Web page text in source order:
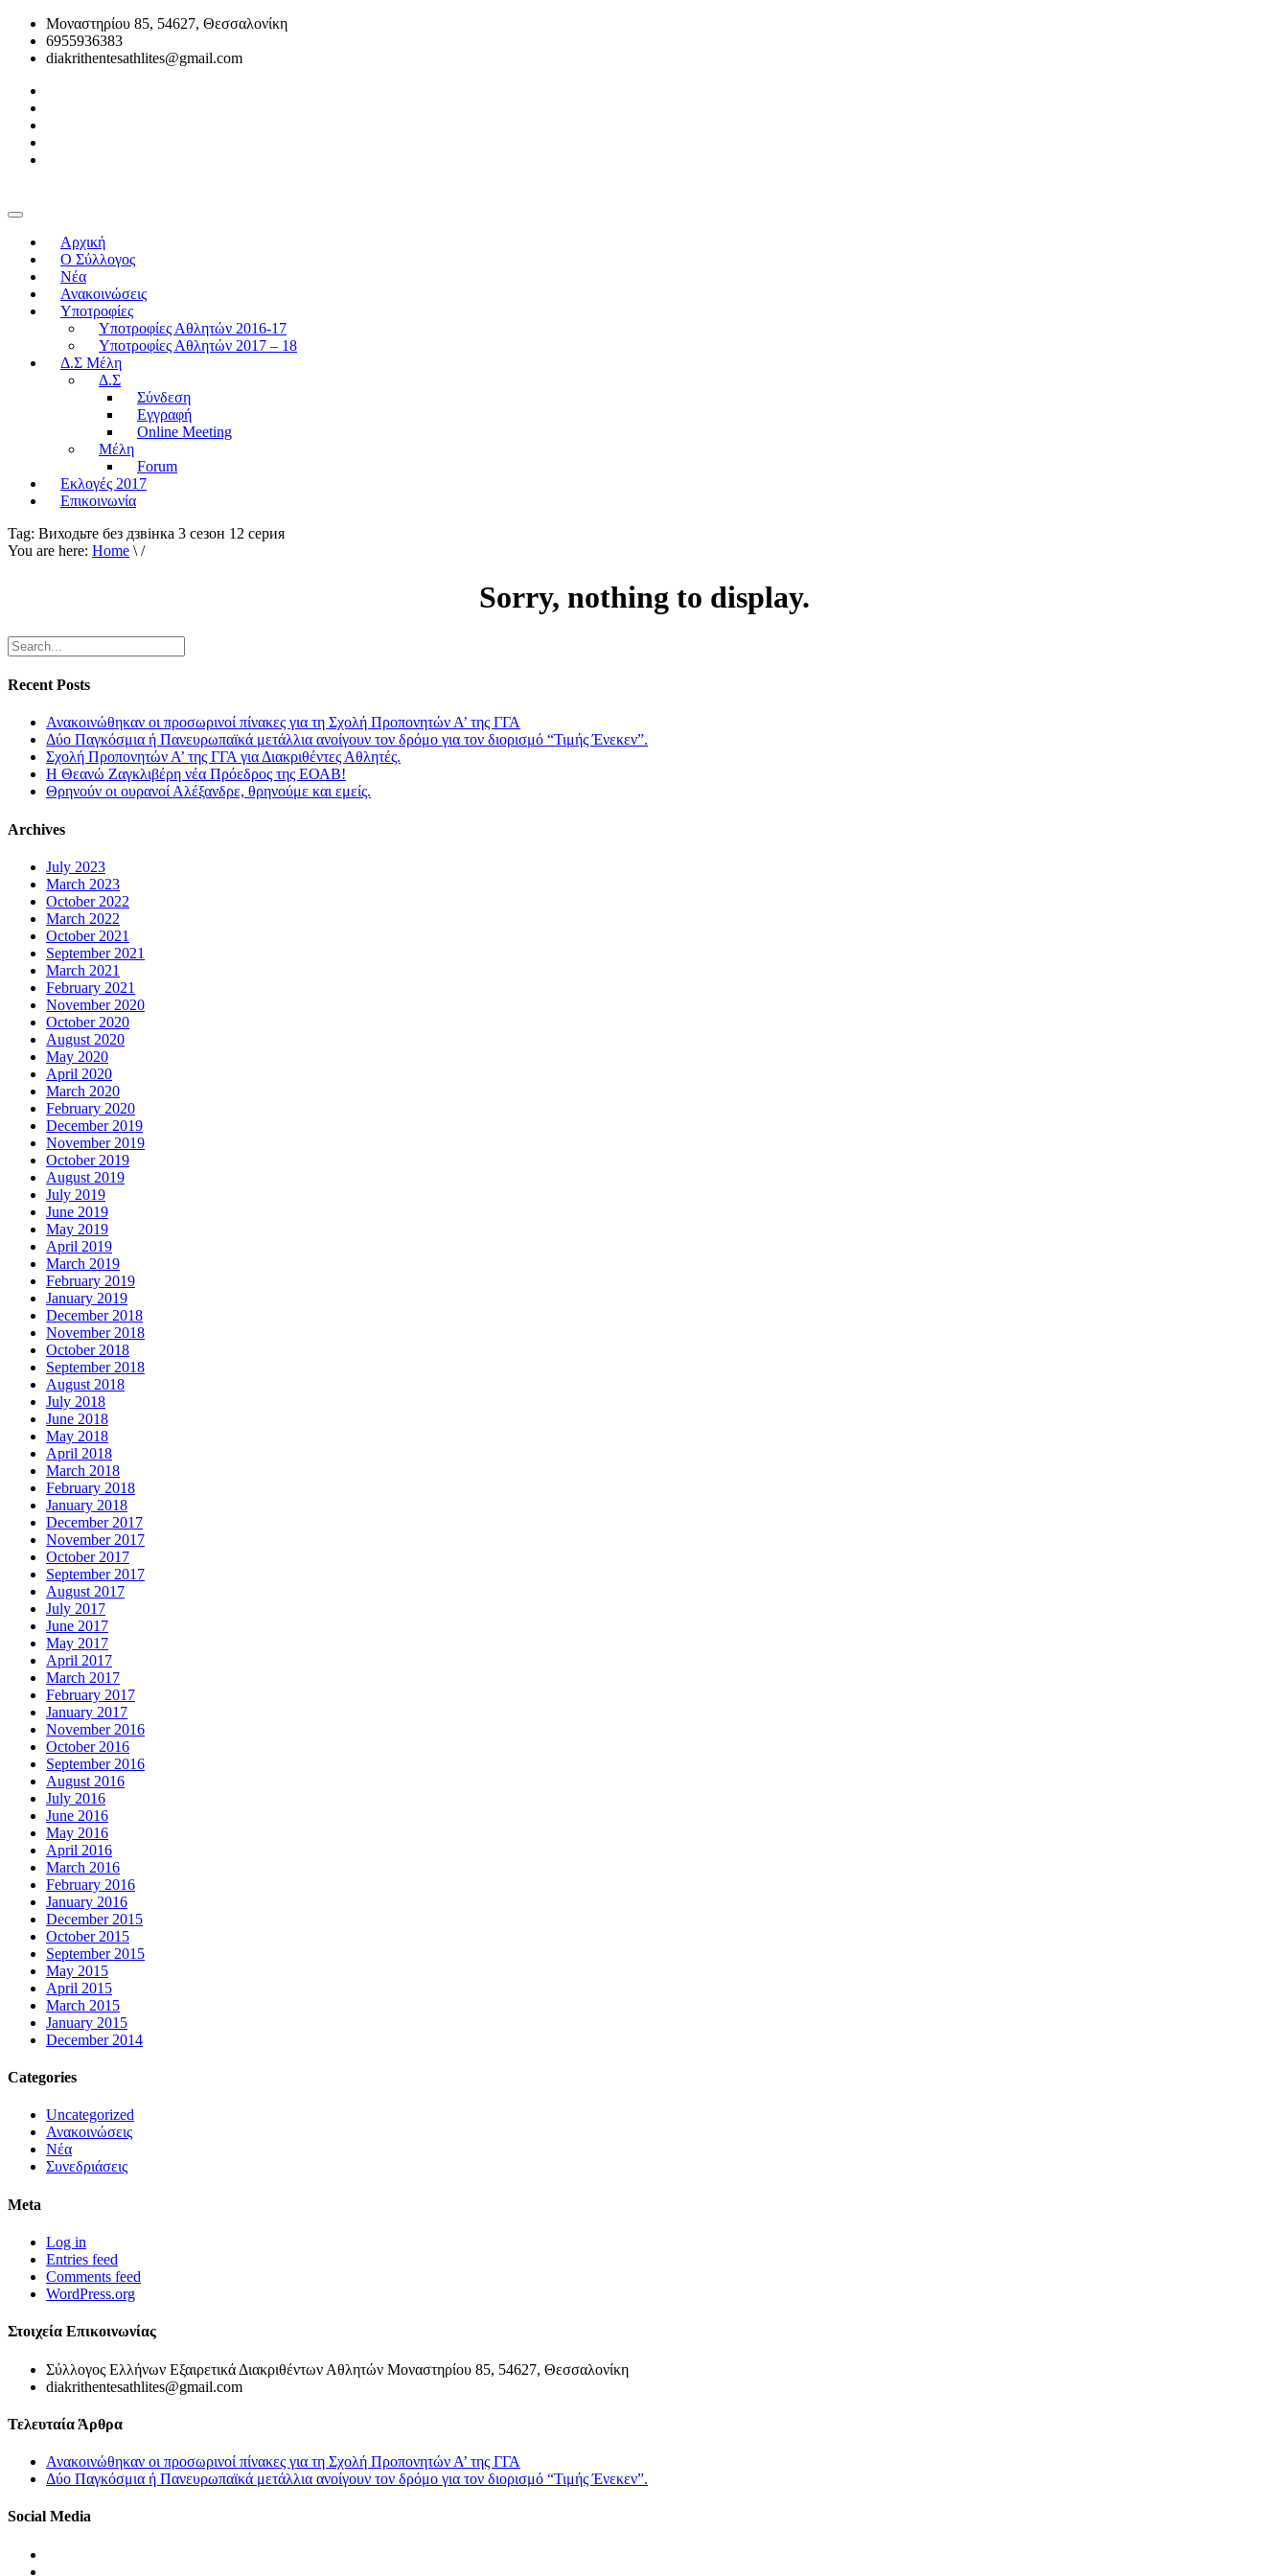
Μοναστηρίου 85, 54627, Θεσσαλονίκη
6955936383
diakrithentesathlites@gmail.com
Αρχική
O Σύλλογος
Νέα
Ανακοινώσεις
Υποτροφίες
Υποτροφίες Αθλητών 2016-17
Υποτροφίες Αθλητών 2017 – 18
Δ.Σ Μέλη
Δ.Σ
Σύνδεση
Εγγραφή
Online Meeting
Μέλη
Forum
Εκλογές 2017
Επικοινωνία
Tag: Виходьте без дзвiнка 3 сезон 12 серия
You are here: Home \ /
Sorry, nothing to display.
Recent Posts
Ανακοινώθηκαν οι προσωρινοί πίνακες για τη Σχολή Προπονητών Α’ της ΓΓΑ
Δύο Παγκόσμια ή Πανευρωπαϊκά μετάλλια ανοίγουν τον δρόμο για τον διορισμό “Τιμής Ένεκεν”.
Σχολή Προπονητών Α’ της ΓΓΑ για Διακριθέντες Αθλητές.
Η Θεανώ Ζαγκλιβέρη νέα Πρόεδρος της ΕΟΑΒ!
Θρηνούν οι ουρανοί Αλέξανδρε, θρηνούμε και εμείς.
Archives
July 2023
March 2023
October 2022
March 2022
October 2021
September 2021
March 2021
February 2021
November 2020
October 2020
August 2020
May 2020
April 2020
March 2020
February 2020
December 2019
November 2019
October 2019
August 2019
July 2019
June 2019
May 2019
April 2019
March 2019
February 2019
January 2019
December 2018
November 2018
October 2018
September 2018
August 2018
July 2018
June 2018
May 2018
April 2018
March 2018
February 2018
January 2018
December 2017
November 2017
October 2017
September 2017
August 2017
July 2017
June 2017
May 2017
April 2017
March 2017
February 2017
January 2017
November 2016
October 2016
September 2016
August 2016
July 2016
June 2016
May 2016
April 2016
March 2016
February 2016
January 2016
December 2015
October 2015
September 2015
May 2015
April 2015
March 2015
January 2015
December 2014
Categories
Uncategorized
Ανακοινώσεις
Νέα
Συνεδριάσεις
Meta
Log in
Entries feed
Comments feed
WordPress.org
Στοιχεία Επικοινωνίας
Σύλλογος Ελλήνων Εξαιρετικά Διακριθέντων Αθλητών Μοναστηρίου 85, 54627, Θεσσαλονίκη
diakrithentesathlites@gmail.com
Τελευταία Άρθρα
Ανακοινώθηκαν οι προσωρινοί πίνακες για τη Σχολή Προπονητών Α’ της ΓΓΑ
Δύο Παγκόσμια ή Πανευρωπαϊκά μετάλλια ανοίγουν τον δρόμο για τον διορισμό “Τιμής Ένεκεν”.
Social Media